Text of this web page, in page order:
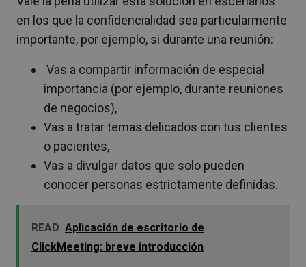
en los que la confidencialidad sea particularmente
importante, por ejemplo, si durante una reunión:
Vas a compartir información de especial
importancia (por ejemplo, durante reuniones
de negocios),
Vas a tratar temas delicados con tus clientes
o pacientes,
Vas a divulgar datos que solo pueden
conocer personas estrictamente definidas.
READ Aplicación de escritorio de
ClickMeeting: breve introducción